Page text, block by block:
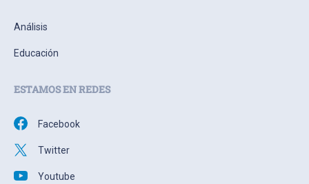
Análisis
Educación
ESTAMOS EN REDES
Facebook
Twitter
Youtube